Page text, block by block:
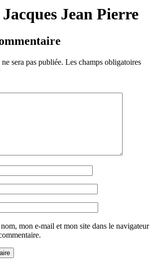
Jean Pierre
sera pas publiée. Les champs obligatoires
mon e-mail et mon site dans le navigateur